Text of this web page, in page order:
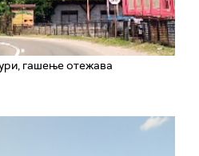
гашење отежава